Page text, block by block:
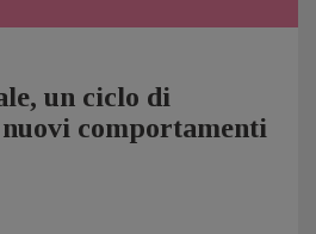
un ciclo di
comportamenti